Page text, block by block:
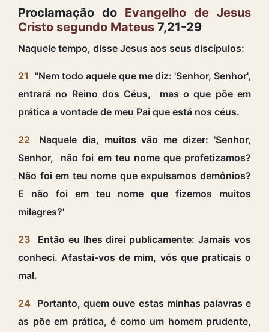
Proclamação do Evangelho de Jesus
Cristo segundo Mateus 7,21-29
Naquele tempo, disse Jesus aos seus discípulos:
21
"Nem todo aquele que me diz: 'Senhor, Senhor',
entrará no Reino dos Céus, mas o que põe em
prática a vontade de meu Pai que está nos céus.
22
Naquele dia, muitos vão me dizer: 'Senhor,
Senhor, não foi em teu nome que profetizamos?
Não foi em teu nome que expulsamos demônios?
E não foi em teu nome que fizemos muitos
milagres?'
23
Então eu lhes direi publicamente: Jamais vos
conheci. Afastai-vos de mim, vós que praticais o
mal.
24
Portanto, quem ouve estas minhas palavras e
as põe em prática, é como um homem prudente,